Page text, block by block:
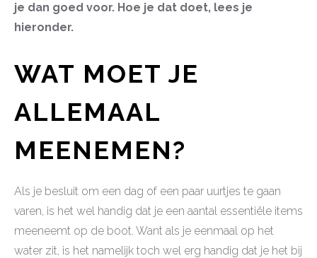
je dan goed voor. Hoe je dat doet, lees je
hieronder.
WAT MOET JE
ALLEMAAL
MEENEMEN?
Als je besluit om een dag of een paar uurtjes te gaan
varen, is het wel handig dat je een aantal essentiële items
meeneemt op de boot. Want als je eenmaal op het
water zit, is het namelijk toch wel erg handig dat je het bij